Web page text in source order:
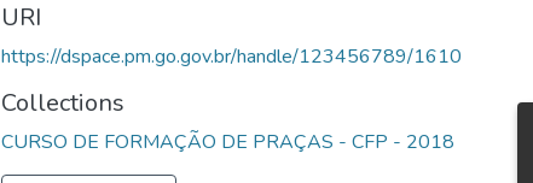
URI
https://dspace.pm.go.gov.br/handle/123456789/1610
Collections
CURSO DE FORMAÇÃO DE PRAÇAS - CFP - 2018